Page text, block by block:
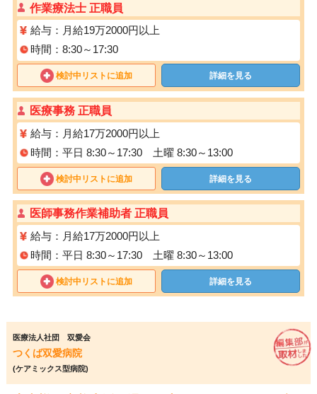
作業療法士 正職員
給与：月給19万2000円以上
時間：8:30～17:30
検討中リストに追加 詳細を見る
医療事務 正職員
給与：月給17万2000円以上
時間：平日 8:30～17:30 土曜 8:30～13:00
検討中リストに追加 詳細を見る
医師事務作業補助者 正職員
給与：月給17万2000円以上
時間：平日 8:30～17:30 土曜 8:30～13:00
検討中リストに追加 詳細を見る
医療法人社団 双愛会
つくば双愛病院
(ケアミックス型病院)